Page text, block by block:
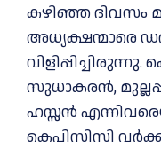
കഴിഞ്ഞ ദിവസം
അധ്യക്ഷന്മാരെ
സുധാകരന്‍,
ഹസ്സന്‍
കെപിസിസി